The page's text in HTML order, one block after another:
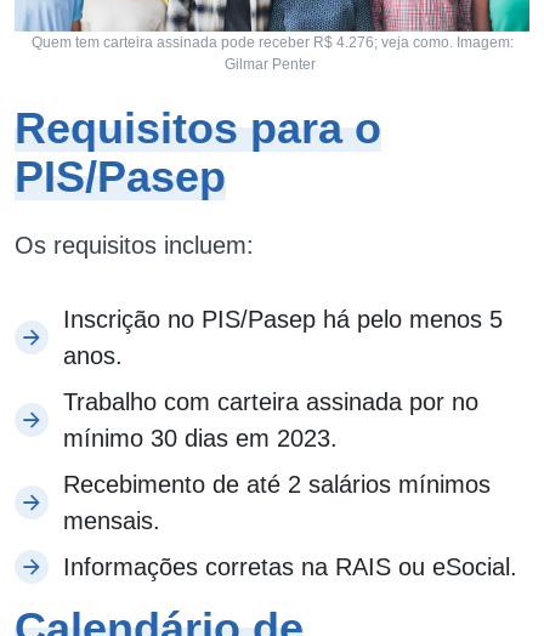
Quem tem carteira assinada pode receber R$ 4.276; veja como. Imagem:
Gilmar Penter
Requisitos para o
PIS/Pasep
Os requisitos incluem:
Inscrição no PIS/Pasep há pelo menos 5
anos.
Trabalho com carteira assinada por no
mínimo 30 dias em 2023.
Recebimento de até 2 salários mínimos
mensais.
Informações corretas na RAIS ou eSocial.